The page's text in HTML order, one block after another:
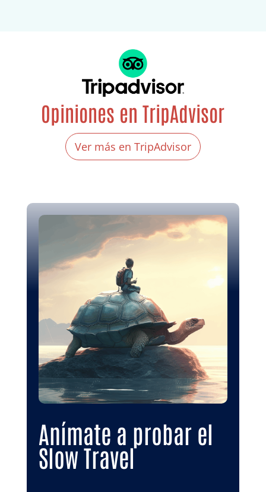
Opiniones en TripAdvisor
Ver más en TripAdvisor
Anímate a probar el
Slow Travel